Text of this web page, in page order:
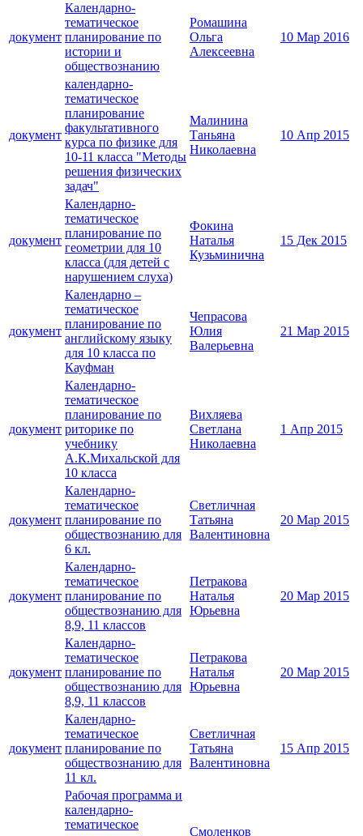
документ
Календарно-
тематическое
планирование по
истории и
обществознанию
Ромашина
Ольга
Алексеевна
10 Мар 2016
документ
календарно-
тематическое
планирование
факультативного
курса по физике для
10-11 класса "Методы
решения физических
задач"
Малинина
Таньяна
Николаевна
10 Апр 2015
документ
Календарно-
тематическое
планирование по
геометрии для 10
класса (для детей с
нарушением слуха)
Фокина
Наталья
Кузьминична
15 Дек 2015
документ
Календарно –
тематическое
планирование по
английскому языку
для 10 класса по
Кауфман
Чепрасова
Юлия
Валерьевна
21 Мар 2015
документ
Календарно-
тематическое
планирование по
риторике по
учебнику
А.К.Михальской для
10 класса
Вихляева
Светлана
Николаевна
1 Апр 2015
документ
Календарно-
тематическое
планирование по
обществознанию для
6 кл.
Светличная
Татьяна
Валентиновна
20 Мар 2015
документ
Календарно-
тематическое
планирование по
обществознанию для
8,9, 11 классов
Петракова
Наталья
Юрьевна
20 Мар 2015
документ
Календарно-
тематическое
планирование по
обществознанию для
8,9, 11 классов
Петракова
Наталья
Юрьевна
20 Мар 2015
документ
Календарно-
тематическое
планирование по
обществознанию для
11 кл.
Светличная
Татьяна
Валентиновна
15 Апр 2015
Рабочая программа и
календарно-
тематическое
Смоленков